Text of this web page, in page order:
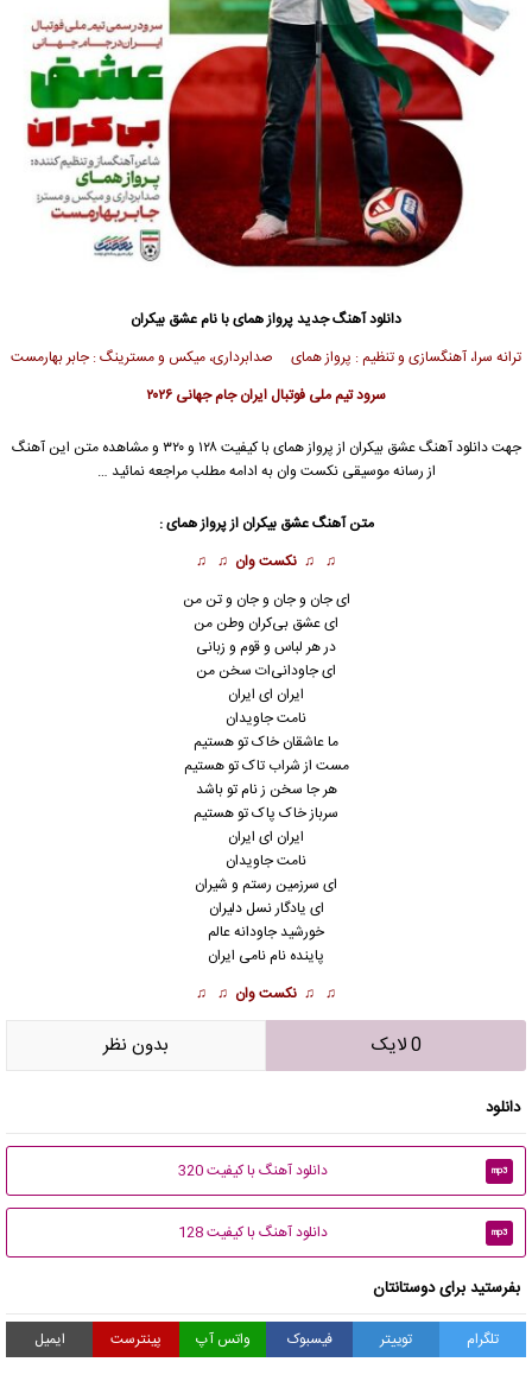
دانلود آهنگ جدیدپرواز همایبا نام عشق بیکران
ترانه سرا، آهنگسازی و تنظیم : پرواز همای صدابرداری، میکس و مسترینگ : جابر بهارمست
سرود تیم ملی فوتبال ایران جام جهانی ۲۰۲۶
جهت دانلود آهنگ عشق بیکران از پرواز همای
با کیفیت ۱۲۸ و ۳۲۰ و مشاهده متن این آهنگ
از رسانه موسیقی نکست وان به ادامه مطلب مراجعه نمائید …
متن آهنگ عشق بیکران ازپرواز همای:
♫ ♫ نکست وان ♫ ♫
ای جان و جان و جان و تن من
ای عشق بی‌کران وطن من
در هر لباس و قوم و زبانی
ای جاودانی‌ات سخن من
ایران ای ایران
نامت جاویدان
ما عاشقان خاک تو هستیم
مست از شراب تاک تو هستیم
هر جا سخن ز نام تو باشد
سرباز خاک پاک تو هستیم
ایران ای ایران
نامت جاویدان
ای سرزمین رستم و شیران
ای یادگار نسل دلیران
خورشید جاودانه عالم
پاینده نام نامی ایران
♫ ♫ نکست وان ♫ ♫
0 لایک بدون نظر
دانلود
mp3 دانلود آهنگ با کیفیت 320
mp3 دانلود آهنگ با کیفیت 128
بفرستید برای دوستانتان
تلگرام توییتر فیسبوک واتس آپ پینترست ایمیل